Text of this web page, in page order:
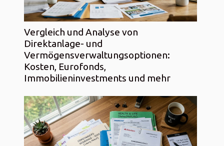
Vergleich und Analyse von
Direktanlage- und
Vermögensverwaltungsoptionen:
Kosten, Eurofonds,
Immobilieninvestments und mehr